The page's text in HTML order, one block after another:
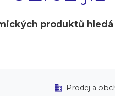
produktů
Prodej a